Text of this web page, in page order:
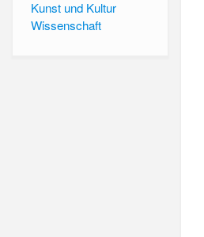
Kunst und Kultur
Wissenschaft